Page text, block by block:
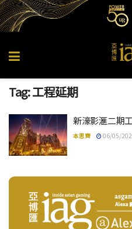
Tag:工程延期
新濠影滙二期
本思齊 06/05/